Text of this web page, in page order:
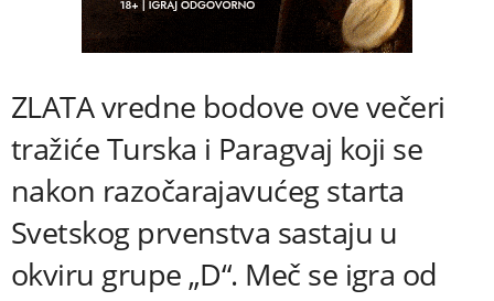
ZLATA vredne bodove ove večeri
tražiće Turska i Paragvaj koji se
nakon razočarajavućeg starta
Svetskog prvenstva sastaju u
okviru grupe „D“. Meč se igra od